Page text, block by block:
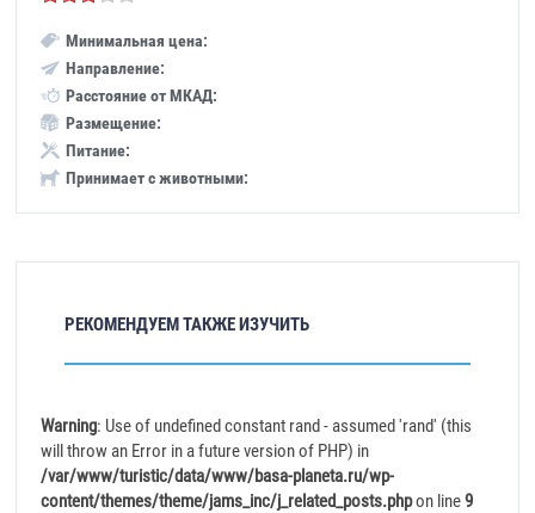
Минимальная цена:
Направление:
Расстояние от МКАД:
Размещение:
Питание:
Принимает с животными:
РЕКОМЕНДУЕМ ТАКЖЕ ИЗУЧИТЬ
Warning: Use of undefined constant rand - assumed 'rand' (this
will throw an Error in a future version of PHP) in
/var/www/turistic/data/www/basa-planeta.ru/wp-
content/themes/theme/jams_inc/j_related_posts.phpon line9